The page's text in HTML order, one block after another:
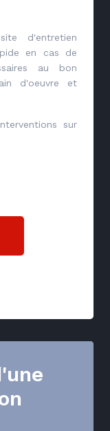
d'entretien
en cas de
au bon
d'oeuvre et
sur